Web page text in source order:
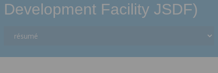
Development Facility JSDF)